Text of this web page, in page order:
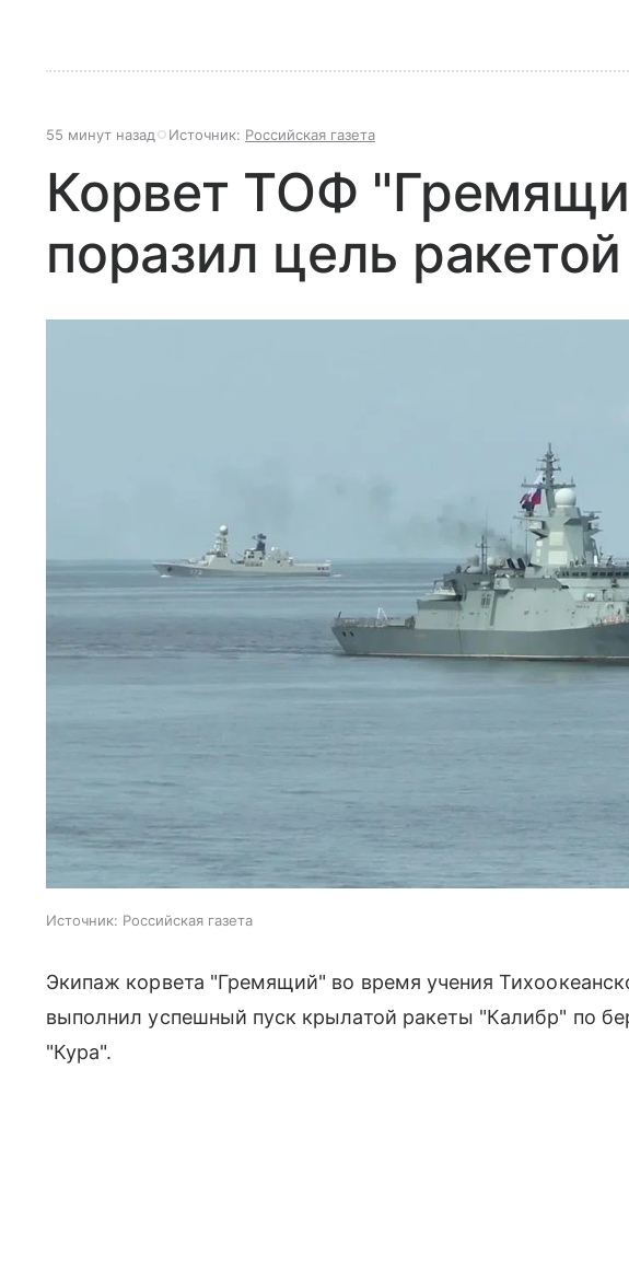
55 минут назад Источник: Российская газета
Корвет ТОФ
поразил цель
Источник: Российская газета
Экипаж корвета "Гремящий" во время учения
выполнил успешный пуск крылатой ракеты "Калибр" по
"Кура".